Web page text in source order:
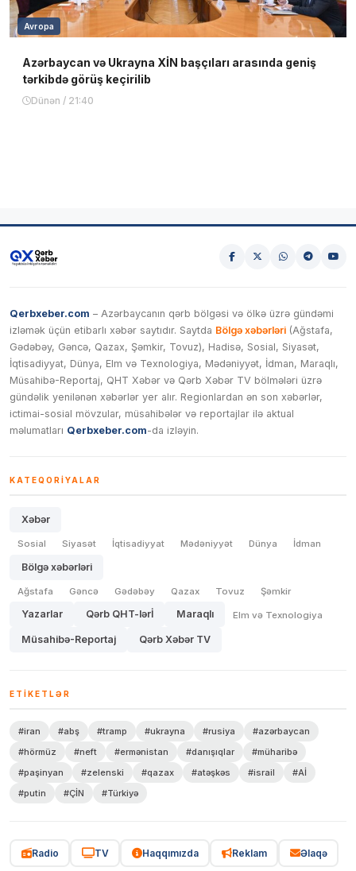
Avropa
Azərbaycan və Ukrayna XİN başçıları arasında geniş
tərkibdə görüş keçirilib
Dünən / 21:40
Qerbxeber.com – Azərbaycanın qərb bölgəsi və ölkə üzrə gündəmi
izləmək üçün etibarlı xəbər saytıdır. Saytda Bölgə xəbərləri (Ağstafa,
Gədəbəy, Gəncə, Qazax, Şəmkir, Tovuz), Hadisə, Sosial, Siyasət,
İqtisadiyyat, Dünya, Elm və Texnologiya, Mədəniyyət, İdman, Maraqlı,
Müsahibə-Reportaj, QHT Xəbər və Qərb Xəbər TV bölmələri üzrə
gündəlik yenilənən xəbərlər yer alır. Regionlardan ən son xəbərlər,
ictimai-sosial mövzular, müsahibələr və reportajlar ilə aktual
məlumatları Qerbxeber.com-da izləyin.
KATEQORIYALAR
Xəbər
Sosial Siyasət İqtisadiyyat Mədəniyyət Dünya İdman
Bölgə xəbərləri
Ağstafa Gəncə Gədəbəy Qazax Tovuz Şəmkir
Yazarlar Qərb QHT-lərİ Maraqlı Elm və Texnologiya
Müsahibə-Reportaj Qərb Xəbər TV
ETIKETLƏR
#iran #abş #tramp #ukrayna #rusiya
#azərbaycan
#hörmüz
#neft #ermənistan #danışıqlar
#müharibə
#paşinyan
#zelenski #qazax #atəşkəs #israil
#Aİ
#putin
#ÇİN #Türkiyə
Radio TV Haqqımızda Reklam Əlaqə